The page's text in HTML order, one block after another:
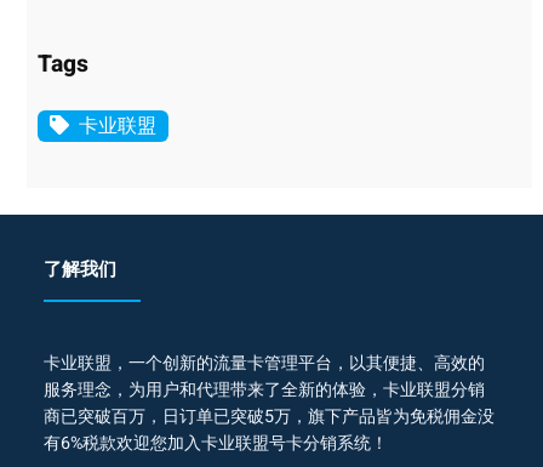
Tags
卡业联盟
了解我们
卡业联盟，一个创新的流量卡管理平台，以其便捷、高效的
服务理念，为用户和代理带来了全新的体验，卡业联盟分销
商已突破百万，日订单已突破5万，旗下产品皆为免税佣金没
有6%税款欢迎您加入卡业联盟号卡分销系统！